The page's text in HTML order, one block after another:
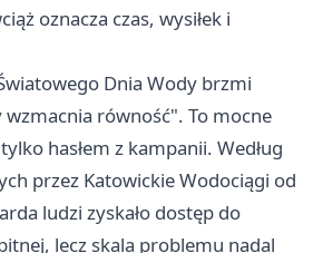
oznacza czas, wysiłek i
Dnia Wody brzmi
wzmacnia równość". To mocne
hasłem z kampanii. Według
przez Katowickie Wodociągi od
ludzi zyskało dostęp do
lecz skala problemu nadal